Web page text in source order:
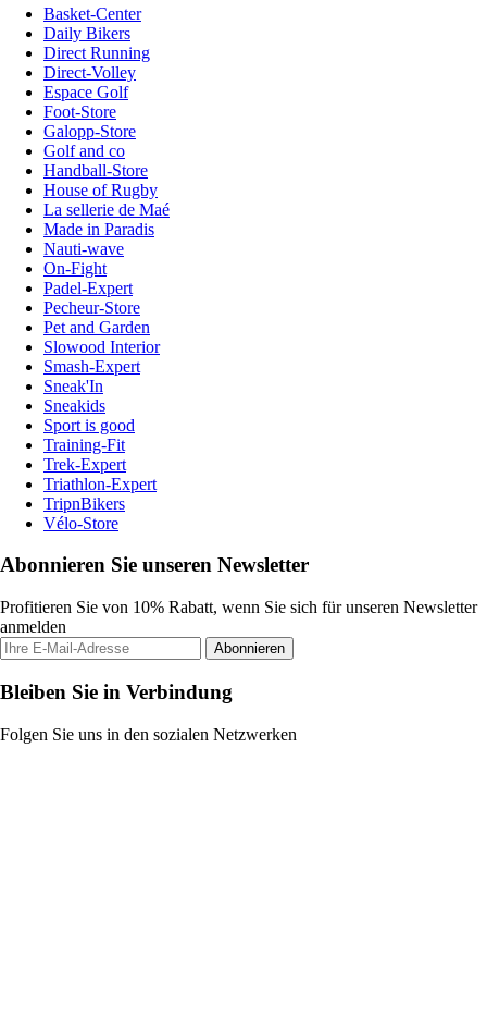
Basket-Center
Daily Bikers
Direct Running
Direct-Volley
Espace Golf
Foot-Store
Galopp-Store
Golf and co
Handball-Store
House of Rugby
La sellerie de Maé
Made in Paradis
Nauti-wave
On-Fight
Padel-Expert
Pecheur-Store
Pet and Garden
Slowood Interior
Smash-Expert
Sneak'In
Sneakids
Sport is good
Training-Fit
Trek-Expert
Triathlon-Expert
TripnBikers
Vélo-Store
Abonnieren Sie unseren Newsletter
Profitieren Sie von 10% Rabatt, wenn Sie sich für unseren Newsletter
anmelden
Abonnieren
Bleiben Sie in Verbindung
Folgen Sie uns in den sozialen Netzwerken